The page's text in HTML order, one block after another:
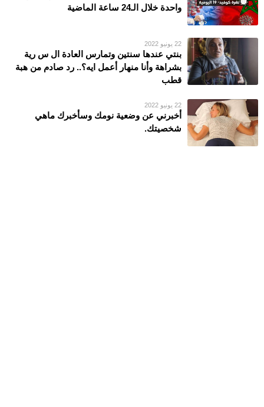
واحدة خلال الـ24 ساعة الماضية
22 يونيو 2022
بنتي عندها سنتين وتمارس العادة ال س رية
بشراهة وأنا منهار أعمل ايه؟.. رد صادم من هبة
قطب
22 يونيو 2022
أخبرني عن وضعية نومك وسأخبرك ماهي
شخصيتك.